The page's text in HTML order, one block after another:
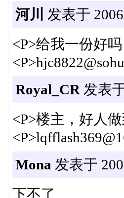
河川 发表于
<P>给我一份好
Royal_CR发表
<P>楼主，好人
Mona 发表于
下不了